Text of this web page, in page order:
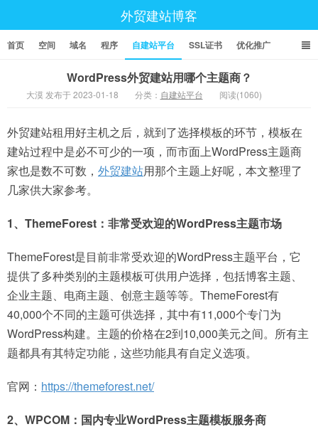
外贸建站博客
首页 空间 域名 程序 自建站平台 SSL证书 优化推广
WordPress外贸建站用哪个主题商？
大漠 发布于 2023-01-18 分类： 自建站平台 阅读(1060)
外贸建站租用好主机之后，就到了选择模板的环节，模板在
建站过程中是必不可少的一项，而市面上WordPress主题商
家也是数不可数， 外贸建站用那个主题上好呢，本文整理了
几家供大家参考。
1、ThemeForest：非常受欢迎的WordPress主题市场
ThemeForest是目前非常受欢迎的WordPress主题平台，它
提供了多种类别的主题模板可供用户选择，包括博客主题、
企业主题、电商主题、创意主题等等。ThemeForest有
40,000个不同的主题可供选择，其中有11,000个专门为
WordPress构建。主题的价格在2到10,000美元之间。所有主
题都具有其特定功能，这些功能具有自定义选项。
官网： https://themeforest.net/
2、WPCOM：国内专业WordPress主题模板服务商